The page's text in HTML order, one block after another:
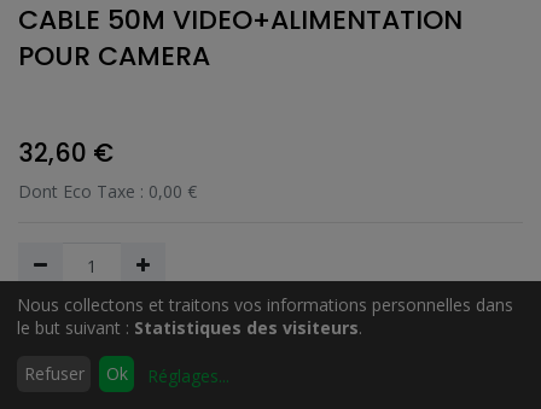
Rechercher
CABLE 50M VIDEO+ALIMENTATION
POUR CAMERA
32,60 €
Dont Eco Taxe : 0,00 €
Ajouter au Panier
Nous collectons et traitons vos informations personnelles dans
le but suivant : Statistiques des visiteurs.
Refuser Ok Réglages...